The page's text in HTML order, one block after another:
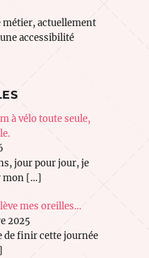
actuellement
accessibilité
à vélo toute seule,
jour pour jour, je
mon […]
mes oreilles…
2025
de finir cette journée